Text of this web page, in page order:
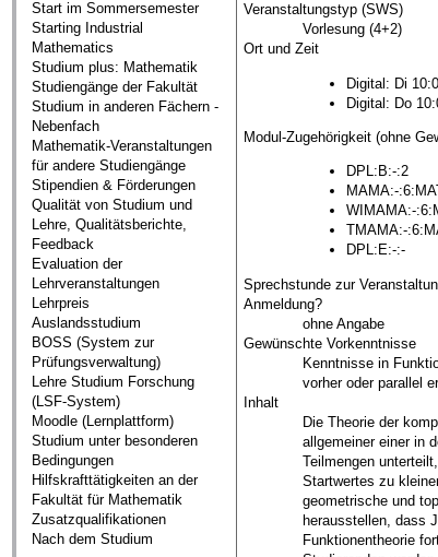
Start im Sommersemester
Starting Industrial
Mathematics
Studium plus: Mathematik
Studiengänge der Fakultät
Studium in anderen Fächern -
Nebenfach
Mathematik-Veranstaltungen
für andere Studiengänge
Stipendien & Förderungen
Qualität von Studium und
Lehre, Qualitätsberichte,
Feedback
Evaluation der
Lehrveranstaltungen
Lehrpreis
Auslandsstudium
BOSS (System zur
Prüfungsverwaltung)
Lehre Studium Forschung
(LSF-System)
Moodle (Lernplattform)
Studium unter besonderen
Bedingungen
Hilfskrafttätigkeiten an der
Fakultät für Mathematik
Zusatzqualifikationen
Nach dem Studium
Veranstaltungstyp (SWS)
Vorlesung (4+2)
Ort und Zeit
Digital: Di
Digital: Do
Modul-Zugehörigkeit (ohne
DPL:B:-:2
MAMA:-
WIMAMA:-
TMAMA:-
DPL:E:-:-
Sprechstunde zur
Anmeldung?
ohne Angabe
Gewünschte Vorkenntnisse
Kenntnisse in
vorher oder parallel
Inhalt
Die Theorie der
allgemeiner einer in
Teilmengen
Startwertes zu
geometrische und
herausstellen, dass
Funktionentheorie